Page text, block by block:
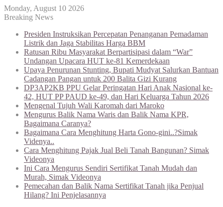
Monday, August 10 2026
Breaking News
Presiden Instruksikan Percepatan Penanganan Pemadaman
Listrik dan Jaga Stabilitas Harga BBM
Ratusan Ribu Masyarakat Berpartisipasi dalam “War”
Undangan Upacara HUT ke-81 Kemerdekaan
Upaya Penurunan Stunting, Bupati Mudyat Salurkan Bantuan
Cadangan Pangan untuk 200 Balita Gizi Kurang
DP3AP2KB PPU Gelar Peringatan Hari Anak Nasional ke-
42, HUT PP PAUD ke-49, dan Hari Keluarga Tahun 2026
Mengenal Tujuh Wali Karomah dari Maroko
Mengurus Balik Nama Waris dan Balik Nama KPR,
Bagaimana Caranya?
Bagaimana Cara Menghitung Harta Gono-gini..?Simak
Videnya..
Cara Menghitung Pajak Jual Beli Tanah Bangunan? Simak
Videonya
Ini Cara Mengurus Sendiri Sertifikat Tanah Mudah dan
Murah, Simak Videonya
Pemecahan dan Balik Nama Sertifikat Tanah jika Penjual
Hilang? Ini Penjelasannya